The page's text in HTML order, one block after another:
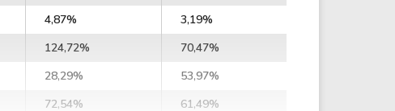
4,87%
3,19%
124,72%
70,47%
28,29%
53,97%
72,54%
61,49%